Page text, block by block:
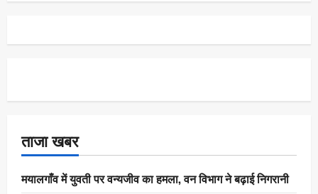
ताजा खबर
मयालगाँव में युवती पर वन्यजीव का हमला, वन विभाग ने बढ़ाई निगरानी